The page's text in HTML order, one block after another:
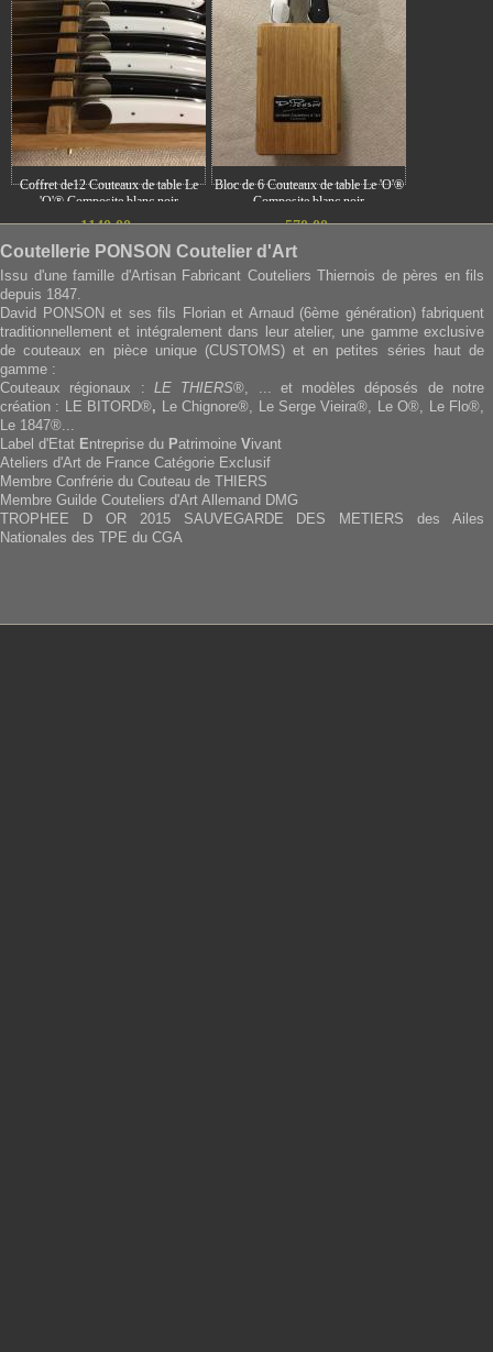
Coffret de12 Couteaux de table Le
'O'® Composite blanc noir
1140.00€
Bloc de 6 Couteaux de table Le 'O'®
Composite blanc noir
570.00€
Coutellerie PONSON Coutelier d'Art
Issu d'une famille d'Artisan Fabricant Couteliers Thiernois de pères en fils
depuis 1847.
David PONSON et ses fils Florian et Arnaud (6ème génération) fabriquent
traditionnellement et intégralement dans leur atelier, une gamme exclusive
de couteaux en pièce unique (CUSTOMS) et en petites séries haut de
gamme :
Couteaux régionaux : LE THIERS®, ... et modèles déposés de notre
création : LE BITORD®, Le Chignore®, Le Serge Vieira®, Le O®, Le Flo®,
Le 1847®...
Label d'Etat Entreprise du Patrimoine Vivant
Ateliers d'Art de France Catégorie Exclusif
Membre Confrérie du Couteau de THIERS
Membre Guilde Couteliers d'Art Allemand DMG
TROPHEE D OR 2015 SAUVEGARDE DES METIERS des Ailes
Nationales des TPE du CGA